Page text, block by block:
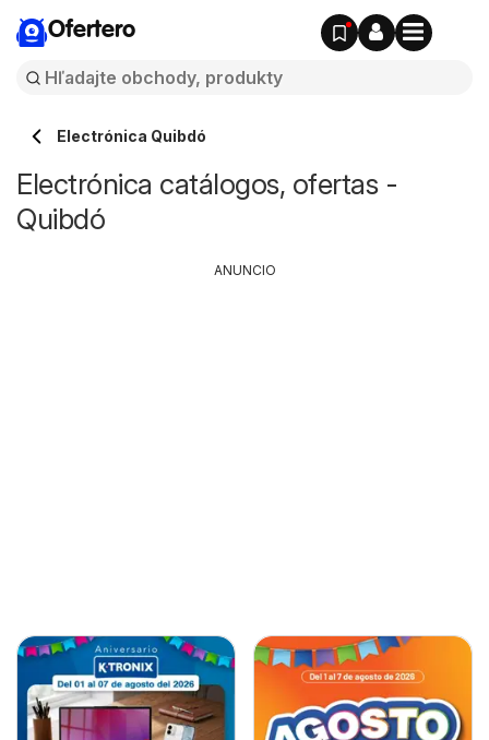
Ofertero
Electrónica Quibdó
Electrónica catálogos, ofertas -
Quibdó
ANUNCIO